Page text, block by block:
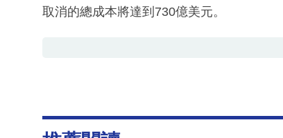
取消的總成本將達到730億美元。